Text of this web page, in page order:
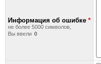
Информация об ошибке *
не более 5000 символов,
Вы ввели